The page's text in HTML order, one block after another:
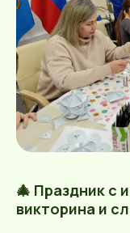
🎄 Праздник с
викторина и